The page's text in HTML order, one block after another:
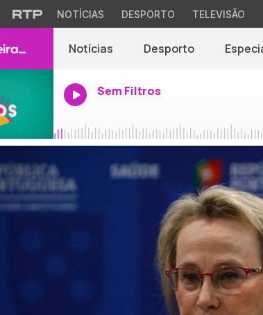
NOTÍCIAS DESPORTO TELEVISÃO
Notícias Desporto
Sem Filtros